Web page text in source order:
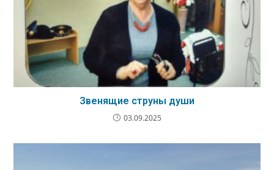
Звенящие струны души
03.09.2025